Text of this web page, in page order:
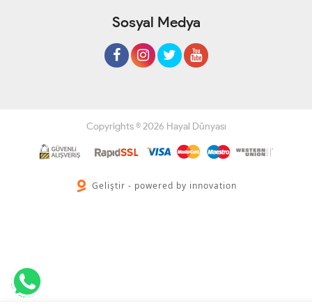
Sosyal Medya
Copyrights © 2026 Hayal Dünyası
Geliştir - powered by innovation